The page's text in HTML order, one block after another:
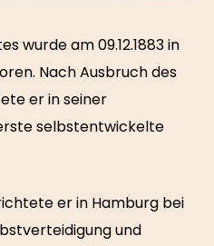
wurde am 09.12.1883 in
Nach Ausbruch des
er in seiner
selbstentwickelte
er in Hamburg bei
und